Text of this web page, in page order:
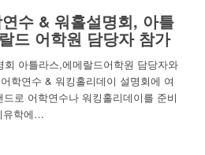
수 & 워홀설명회, 아틀
드 어학원 담당자 참가
아틀라스,에메랄드어학원 담당자와
학연수 & 워킹홀리데이 설명회에 여
로 어학연수나 워킹홀리데이를 준비
유학에…